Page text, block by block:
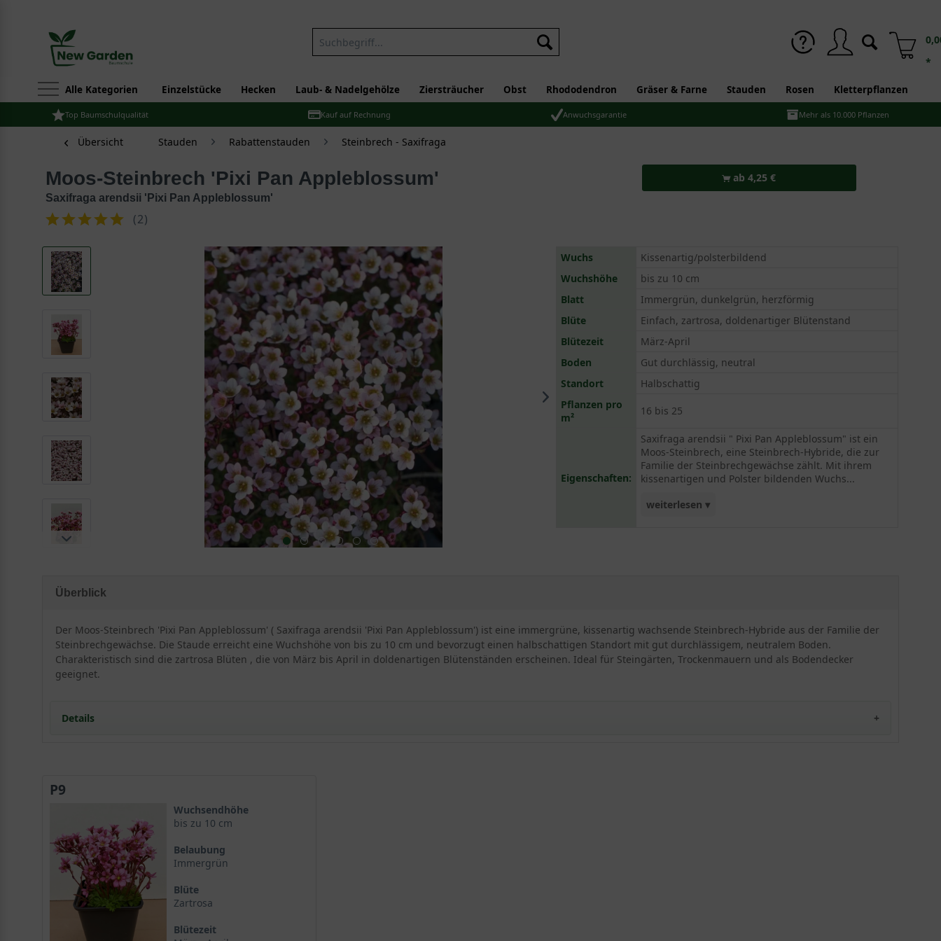
*
Alle Kategorien Einzelstücke Hecken Laub- & Nadelgehölze Ziersträucher Obst Rhododendron Gräser & Farne Stauden Rosen Kletterpflanzen
Top Baumschulqualität Kauf auf Rechnung Anwuchsgarantie Mehr als 10.000 Pflanzen
Übersicht Stauden Rabattenstauden Steinbrech - Saxifraga
Moos-Steinbrech 'Pixi Pan Appleblossum'
Saxifraga arendsii 'Pixi Pan Appleblossum'
(2)
ab 4,25 €
Wuchs
Kissenartig/polsterbildend
Wuchshöhe
bis zu 10 cm
Blatt
Immergrün, dunkelgrün, herzförmig
Blüte
Einfach, zartrosa, doldenartiger Blütenstand
Blütezeit
März-April
Boden
Gut durchlässig, neutral
Standort
Halbschattig
Pflanzen pro
m²
16 bis 25
Eigenschaften:
Saxifraga arendsii " Pixi Pan Appleblossum" ist ein
Moos-Steinbrech, eine Steinbrech-Hybride, die zur
Familie der Steinbrechgewächse zählt. Mit ihrem
kissenartigen und Polster bildenden Wuchs...
weiterlesen ▾
aufwerten. Saxifraga arendsii " Pixi Pan
Appleblossum" will an einem halbschattigen
Standort im Garten kultiviert werden. Der Boden
Überblick
Der Moos-Steinbrech 'Pixi Pan Appleblossum' ( Saxifraga arendsii 'Pixi Pan Appleblossum') ist eine immergrüne, kissenartig wachsende Steinbrech-Hybride aus der Familie der
Steinbrechgewächse. Die Staude erreicht eine Wuchshöhe von bis zu 10 cm und bevorzugt einen halbschattigen Standort mit gut durchlässigem, neutralem Boden.
Charakteristisch sind die zartrosa Blüten , die von März bis April in doldenartigen Blütenständen erscheinen. Ideal für Steingärten, Trockenmauern und als Bodendecker
geeignet.
Details
Wuchs und Erscheinungsbild des Moos-Steinbrechs
Optimale Standortbedingungen für Saxifraga arendsii 'Pixi Pan Appleblossum'
Bodenansprüche und Vorbereitung
Blüte und Blattwerk des Saxifraga arendsii 'Pixi Pan Appleblossum'
Die zartrosa Blüten im Frühjahr
Immergrüne Blattrosetten als ganzjähriger Schmuck
Verwendung im Garten
Steinbeete und Trockenmauern
P9
Wuchsendhöhe
bis zu 10 cm
Belaubung
Immergrün
Blüte
Zartrosa
Blütezeit